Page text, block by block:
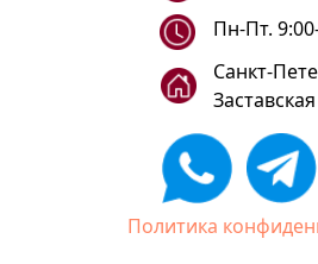
Санкт-
Пн-Пт.
Политика